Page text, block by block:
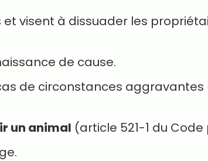
visent à dissuader les
de cause.
de circonstances
un animal (article 521-1 du